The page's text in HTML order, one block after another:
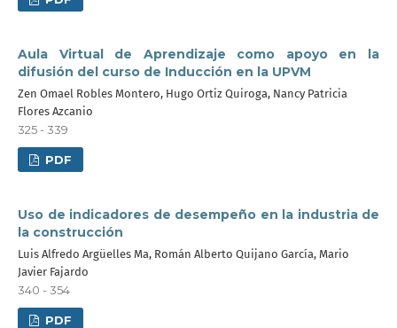
Aula Virtual de Aprendizaje como apoyo en la
difusión del curso de Inducción en la UPVM
Zen Omael Robles Montero, Hugo Ortiz Quiroga, Nancy Patricia
Flores Azcanio
325 - 339
PDF
Uso de indicadores de desempeño en la industria de
la construcción
Luis Alfredo Argüelles Ma, Román Alberto Quijano García, Mario
Javier Fajardo
340 - 354
PDF